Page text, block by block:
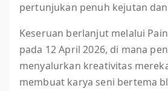
pertunjukan penuh kejutan
Keseruan berlanjut melalui
pada 12 April 2026, di mana
menyalurkan kreativitas
membuat karya seni bertema